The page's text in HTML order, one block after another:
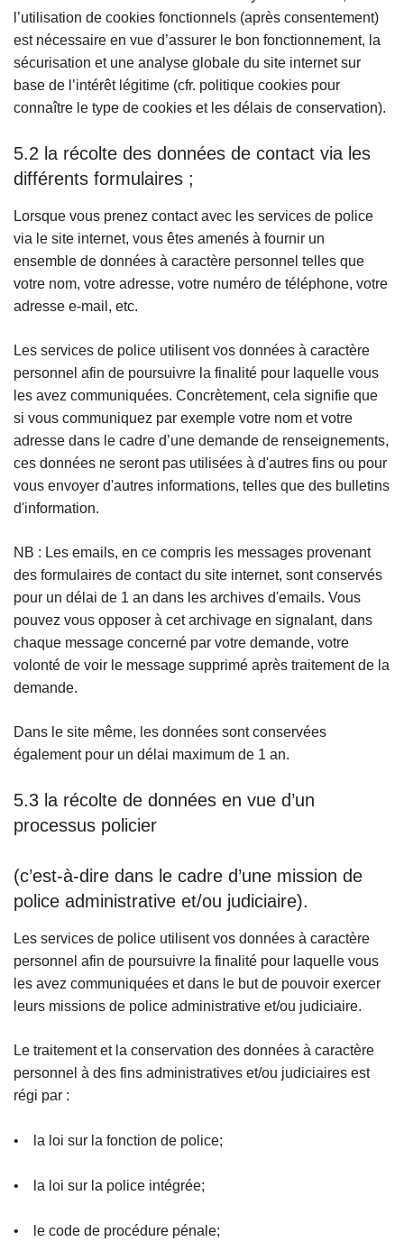
l’utilisation de cookies fonctionnels (après consentement)
est nécessaire en vue d’assurer le bon fonctionnement, la
sécurisation et une analyse globale du site internet sur
base de l’intérêt légitime (cfr. politique cookies pour
connaître le type de cookies et les délais de conservation).
5.2 la récolte des données de contact via les
différents formulaires ;
Lorsque vous prenez contact avec les services de police
via le site internet, vous êtes amenés à fournir un
ensemble de données à caractère personnel telles que
votre nom, votre adresse, votre numéro de téléphone, votre
adresse e-mail, etc.
Les services de police utilisent vos données à caractère
personnel afin de poursuivre la finalité pour laquelle vous
les avez communiquées. Concrètement, cela signifie que
si vous communiquez par exemple votre nom et votre
adresse dans le cadre d’une demande de renseignements,
ces données ne seront pas utilisées à d'autres fins ou pour
vous envoyer d'autres informations, telles que des bulletins
d'information.
NB : Les emails, en ce compris les messages provenant
des formulaires de contact du site internet, sont conservés
pour un délai de 1 an dans les archives d'emails. Vous
pouvez vous opposer à cet archivage en signalant, dans
chaque message concerné par votre demande, votre
volonté de voir le message supprimé après traitement de la
demande.
Dans le site même, les données sont conservées
également pour un délai maximum de 1 an.
5.3 la récolte de données en vue d’un
processus policier
(c’est-à-dire dans le cadre d’une mission de
police administrative et/ou judiciaire).
Les services de police utilisent vos données à caractère
personnel afin de poursuivre la finalité pour laquelle vous
les avez communiquées et dans le but de pouvoir exercer
leurs missions de police administrative et/ou judiciaire.
Le traitement et la conservation des données à caractère
personnel à des fins administratives et/ou judiciaires est
régi par :
• la loi sur la fonction de police;
• la loi sur la police intégrée;
• le code de procédure pénale;